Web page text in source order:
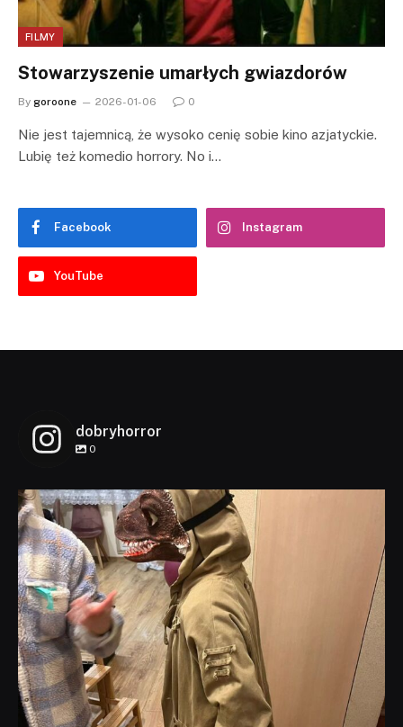
FILMY
Stowarzyszenie umarłych gwiazdorów
By goroone 2026-01-06 0
Nie jest tajemnicą, że wysoko cenię sobie kino azjatyckie.
Lubię też komedio horrory. No i…
Facebook Instagram
YouTube
dobryhorror
0
dobryhorror
Lis 1